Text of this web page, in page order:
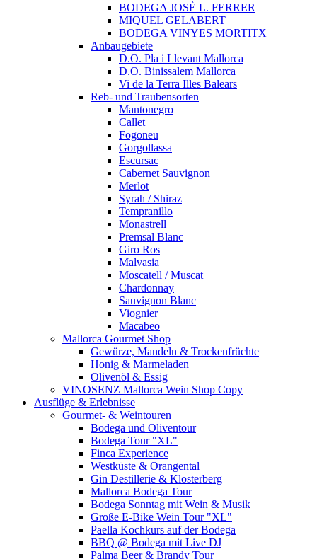
BODEGA JOSÈ L. FERRER
MIQUEL GELABERT
BODEGA VINYES MORTITX
Anbaugebiete
D.O. Pla i Llevant Mallorca
D.O. Binissalem Mallorca
Vi de la Terra Illes Balears
Reb- und Traubensorten
Mantonegro
Callet
Fogoneu
Gorgollassa
Escursac
Cabernet Sauvignon
Merlot
Syrah / Shiraz
Tempranillo
Monastrell
Premsal Blanc
Giro Ros
Malvasia
Moscatell / Muscat
Chardonnay
Sauvignon Blanc
Viognier
Macabeo
Mallorca Gourmet Shop
Gewürze, Mandeln & Trockenfrüchte
Honig & Marmeladen
Olivenöl & Essig
VINOSENZ Mallorca Wein Shop Copy
Ausflüge & Erlebnisse
Gourmet- & Weintouren
Bodega und Oliventour
Bodega Tour "XL"
Finca Experience
Westküste & Orangental
Gin Destillerie & Klosterberg
Mallorca Bodega Tour
Bodega Sonntag mit Wein & Musik
Große E-Bike Wein Tour "XL"
Paella Kochkurs auf der Bodega
BBQ @ Bodega mit Live DJ
Palma Beer & Brandy Tour